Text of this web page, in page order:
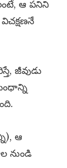
ఆ పనిని
జీవుడు
ఆ
నుండి